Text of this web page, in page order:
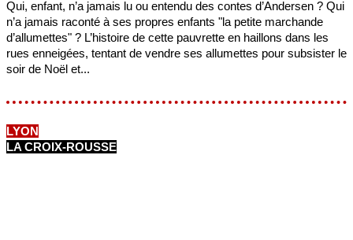
Qui, enfant, n’a jamais lu ou entendu des contes d’Andersen ? Qui
n’a jamais raconté à ses propres enfants "la petite marchande
d’allumettes" ? L’histoire de cette pauvrette en haillons dans les
rues enneigées, tentant de vendre ses allumettes pour subsister le
soir de Noël et...
LYON
LA CROIX-ROUSSE